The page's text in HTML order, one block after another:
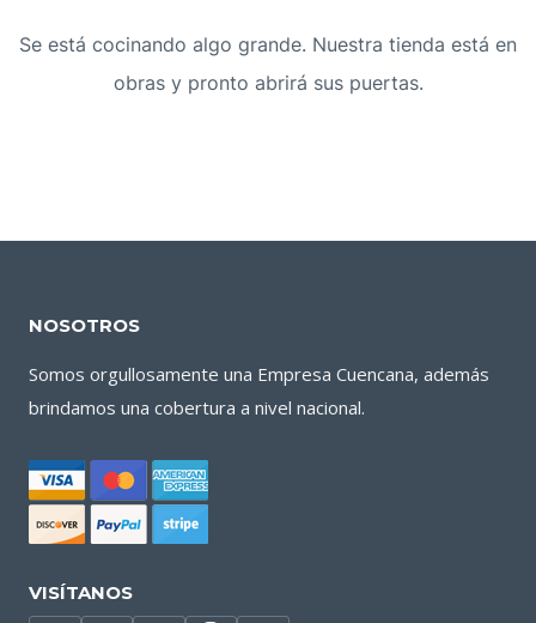
Se está cocinando algo grande. Nuestra tienda está en
obras y pronto abrirá sus puertas.
NOSOTROS
Somos orgullosamente una Empresa Cuencana, además
brindamos una cobertura a nivel nacional.
VISÍTANOS